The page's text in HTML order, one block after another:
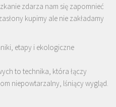
zdarza nam się zapomnieć
kupimy ale nie zakładamy
etapy i ekologiczne
to technika, która łączy
niepowtarzalny, lśniący wygląd.